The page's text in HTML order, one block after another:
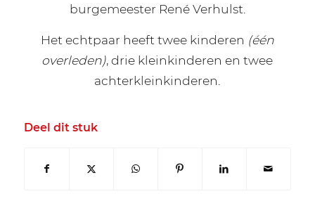
burgemeester René Verhulst.
Het echtpaar heeft twee kinderen (één
overleden), drie kleinkinderen en twee
achterkleinkinderen.
Deel dit stuk